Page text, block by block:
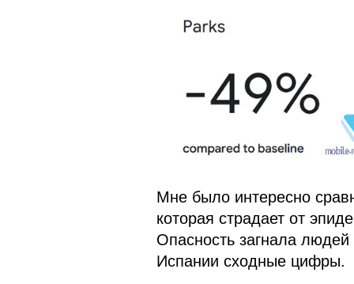
Мне было интересно
которая страдает от
Опасность загнала
Испании сходные цифры.